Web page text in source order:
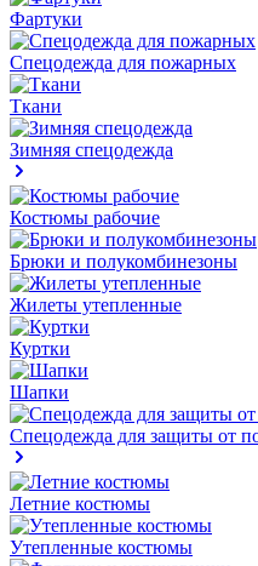
Фартуки
Спецодежда для пожарных
Ткани
Зимняя спецодежда
Костюмы рабочие
Брюки и полукомбинезоны
Жилеты утепленные
Куртки
Шапки
Спецодежда для защиты от
Летние костюмы
Утепленные костюмы